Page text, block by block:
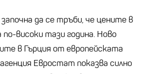
да се тръби, че цените в
по-високи тази година. Ново
в Гърция от европейската
Евростат показва силно